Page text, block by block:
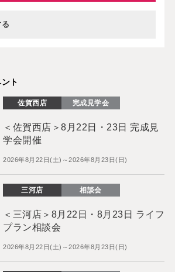
ト
佐賀西店 完成見学会
＜佐賀西店＞8月22日・23日 完成見
学会開催
2026年8月22日(土)～2026年8月23日(日)
三河店 相談会
＜三河店＞8月22日・8月23日 ライフ
プラン相談会
2026年8月22日(土)～2026年8月23日(日)